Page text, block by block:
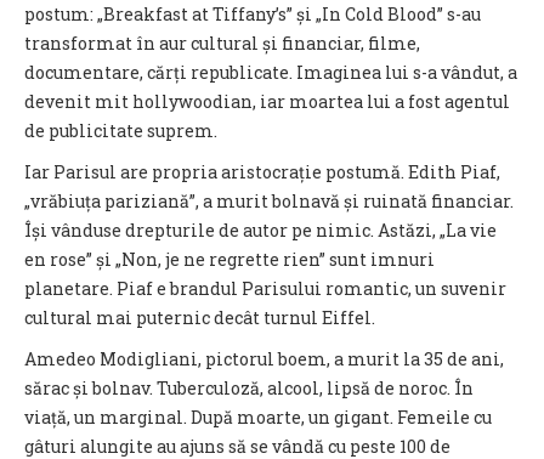
postum: „Breakfast at Tiffany’s” și „In Cold Blood” s-au
transformat în aur cultural și financiar, filme,
documentare, cărți republicate. Imaginea lui s-a vândut, a
devenit mit hollywoodian, iar moartea lui a fost agentul
de publicitate suprem.
Iar Parisul are propria aristocrație postumă. Edith Piaf,
„vrăbiuța pariziană”, a murit bolnavă și ruinată financiar.
Își vânduse drepturile de autor pe nimic. Astăzi, „La vie
en rose” și „Non, je ne regrette rien” sunt imnuri
planetare. Piaf e brandul Parisului romantic, un suvenir
cultural mai puternic decât turnul Eiffel.
Amedeo Modigliani, pictorul boem, a murit la 35 de ani,
sărac și bolnav. Tuberculoză, alcool, lipsă de noroc. În
viață, un marginal. După moarte, un gigant. Femeile cu
gâturi alungite au ajuns să se vândă cu peste 100 de